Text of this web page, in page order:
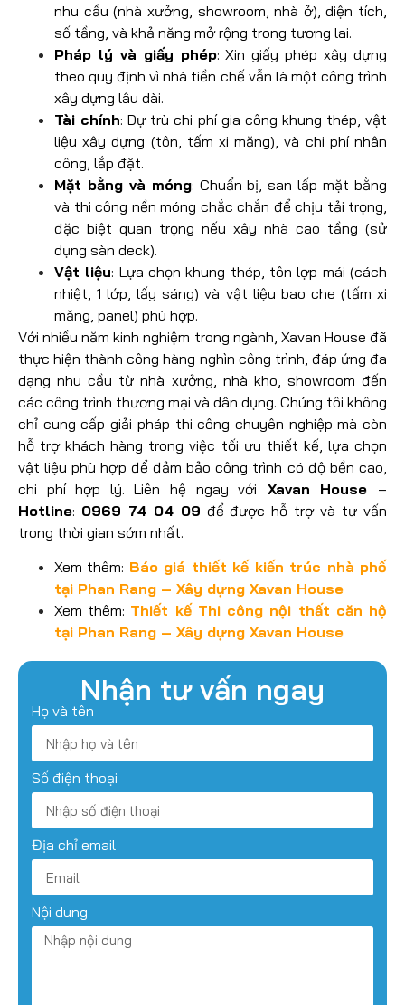
nhu cầu (nhà xưởng, showroom, nhà ở), diện tích,
số tầng, và khả năng mở rộng trong tương lai.
Pháp lý và giấy phép: Xin giấy phép xây dựng
theo quy định vì nhà tiền chế vẫn là một công trình
xây dựng lâu dài.
Tài chính: Dự trù chi phí gia công khung thép, vật
liệu xây dựng (tôn, tấm xi măng), và chi phí nhân
công, lắp đặt.
Mặt bằng và móng: Chuẩn bị, san lấp mặt bằng
và thi công nền móng chắc chắn để chịu tải trọng,
đặc biệt quan trọng nếu xây nhà cao tầng (sử
dụng sàn deck).
Vật liệu: Lựa chọn khung thép, tôn lợp mái (cách
nhiệt, 1 lớp, lấy sáng) và vật liệu bao che (tấm xi
măng, panel) phù hợp.
Với nhiều năm kinh nghiệm trong ngành, Xavan House đã
thực hiện thành công hàng nghìn công trình, đáp ứng đa
dạng nhu cầu từ nhà xưởng, nhà kho, showroom đến
các công trình thương mại và dân dụng. Chúng tôi không
chỉ cung cấp giải pháp thi công chuyên nghiệp mà còn
hỗ trợ khách hàng trong việc tối ưu thiết kế, lựa chọn
vật liệu phù hợp để đảm bảo công trình có độ bền cao,
chi phí hợp lý. Liên hệ ngay với Xavan House –
Hotline: 0969 74 04 09 để được hỗ trợ và tư vấn
trong thời gian sớm nhất.
Xem thêm: Báo giá thiết kế kiến trúc nhà phố
tại Phan Rang – Xây dựng Xavan House
Xem thêm: Thiết kế Thi công nội thất căn hộ
tại Phan Rang – Xây dựng Xavan House
Nhận tư vấn ngay
Họ và tên
Số điện thoại
Địa chỉ email
Nội dung